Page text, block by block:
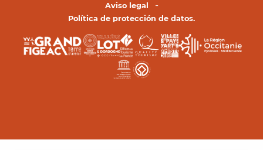
Aviso legal
Política de protección de datos.